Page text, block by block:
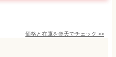
価格と在庫を楽天でチェック >>